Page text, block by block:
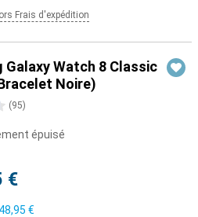
Frais d'expédition
Galaxy Watch 8 Classic
Noire)
(95)
épuisé
€
€